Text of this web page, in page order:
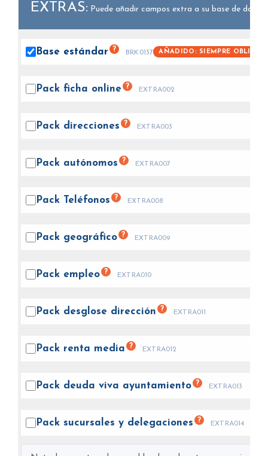
EXTRAS: Puede añadir campos extra a su base de datos.
Base estándar ? BRK0137 AÑADIDO: SIEMPRE
Pack ficha online ? EXTRA002
Pack direcciones ? EXTRA003
Pack autónomos ? EXTRA007
Pack Teléfonos ? EXTRA008
Pack geográfico ? EXTRA009
Pack empleo ? EXTRA010
Pack desglose dirección ? EXTRA011
Pack renta media ? EXTRA012
Pack deuda viva ayuntamiento ? EXTRA013
Pack sucursales y delegaciones ? EXTRA014